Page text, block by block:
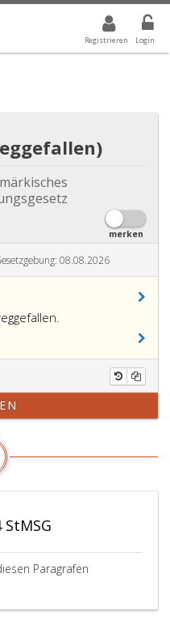
Registrieren Login
WERT IST ALLE
merken
08.08.2026
Paragrafen